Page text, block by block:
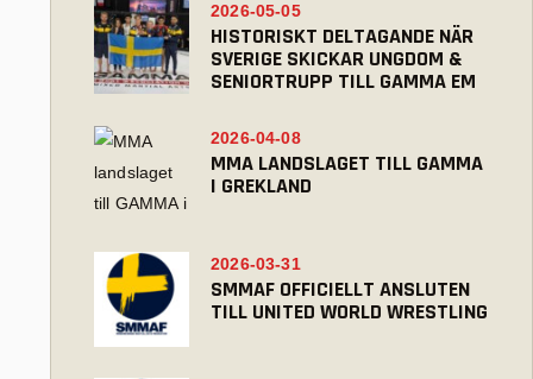
HISTORISKT DELTAGANDE NÄR
SVERIGE SKICKAR UNGDOM &
SENIORTRUPP TILL GAMMA EM
2026-05-05
MMA LANDSLAGET TILL GAMMA
I GREKLAND
2026-04-08
SMMAF OFFICIELLT ANSLUTEN
TILL UNITED WORLD WRESTLING
2026-03-31